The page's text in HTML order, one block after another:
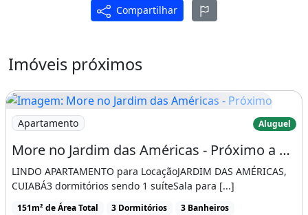
- Apartamento completo em móveis
- Pronto para morar, com disponibilidade
imediata.<br />
Ideal para quem busca conforto, praticidade
e um imóvel moderno, com excelente
aproveitamento dos espaços.<br />
Entre em contato para mais informações e
agende sua visita!<br />
Compartilhar
Imóveis próximos
Imagem: More no Jardim das Américas - Próximo
Apartamento Aluguel
More no Jardim das Américas - Próximo a Ufmt
LINDO APARTAMENTO para LocaçãoJARDIM DAS AMÉRICAS,
CUIABÁ3 dormitórios sendo 1 suíteSala para [...]
151m² de Área Total 3 Dormitórios 3 Banheiros